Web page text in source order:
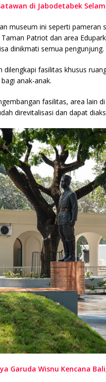
di Jabodetabek
museum ini seperti pameran
Patriot dan area
dinikmati semua pengunjung.
dilengkapi fasilitas khusus
anak-anak.
fasilitas, area lain
direvitalisasi dan dapat
Garuda Wisnu Kencana